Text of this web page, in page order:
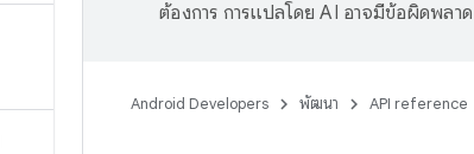
ต้องการ การแปลโดย AI อาจมีข้อผิดพลาด
Android Developers พัฒนา API reference